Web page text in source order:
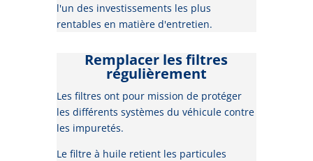
l'un des investissements les plus
rentables en matière d'entretien.
Remplacer les filtres
régulièrement
Les filtres ont pour mission de protéger
les différents systèmes du véhicule contre
les impuretés.
Le filtre à huile retient les particules